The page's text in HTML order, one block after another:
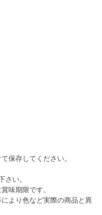
保存してください。
さい。
味期限です。
より色など実際の商品と異